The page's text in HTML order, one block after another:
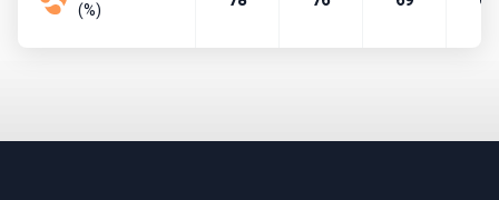
módosulása miatt változhat.
(%)